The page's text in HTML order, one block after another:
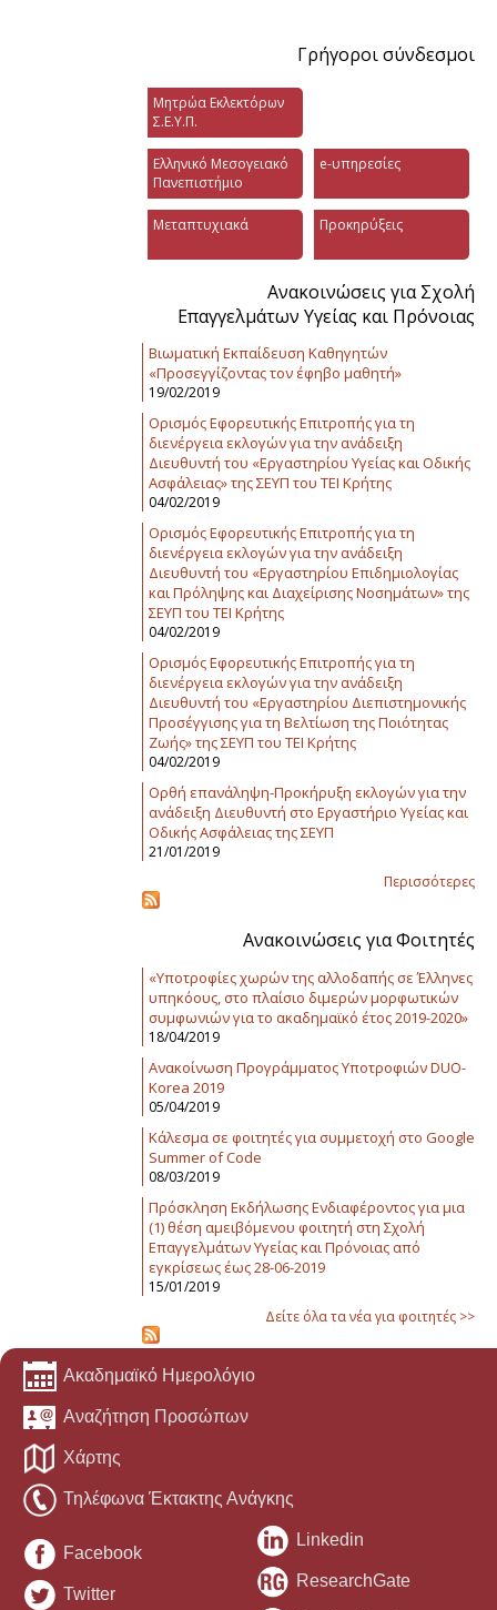
Γρήγοροι σύνδεσμοι
Μητρώα Εκλεκτόρων
Σ.Ε.Υ.Π.
Ελληνικό Μεσογειακό
Πανεπιστήμιο
e-υπηρεσίες
Μεταπτυχιακά Προκηρύξεις
Ανακοινώσεις για Σχολή
Επαγγελμάτων Υγείας και Πρόνοιας
Βιωματική Εκπαίδευση Καθηγητών
«Προσεγγίζοντας τον έφηβο μαθητή»
19/02/2019
Ορισμός Εφορευτικής Επιτροπής για τη
διενέργεια εκλογών για την ανάδειξη
Διευθυντή του «Εργαστηρίου Υγείας και Οδικής
Ασφάλειας» της ΣΕΥΠ του ΤΕΙ Κρήτης
04/02/2019
Ορισμός Εφορευτικής Επιτροπής για τη
διενέργεια εκλογών για την ανάδειξη
Διευθυντή του «Εργαστηρίου Επιδημιολογίας
και Πρόληψης και Διαχείρισης Νοσημάτων» της
ΣΕΥΠ του ΤΕΙ Κρήτης
04/02/2019
Ορισμός Εφορευτικής Επιτροπής για τη
διενέργεια εκλογών για την ανάδειξη
Διευθυντή του «Εργαστηρίου Διεπιστημονικής
Προσέγγισης για τη Βελτίωση της Ποιότητας
Ζωής» της ΣΕΥΠ του ΤΕΙ Κρήτης
04/02/2019
Ορθή επανάληψη-Προκήρυξη εκλογών για την
ανάδειξη Διευθυντή στο Εργαστήριο Υγείας και
Οδικής Ασφάλειας της ΣΕΥΠ
21/01/2019
Περισσότερες
Ανακοινώσεις για Φοιτητές
«Υποτροφίες χωρών της αλλοδαπής σε Έλληνες
υπηκόους, στο πλαίσιο διμερών μορφωτικών
συμφωνιών για το ακαδημαϊκό έτος 2019-2020»
18/04/2019
Ανακοίνωση Προγράμματος Υποτροφιών DUO-
Korea 2019
05/04/2019
Κάλεσμα σε φοιτητές για συμμετοχή στο Google
Summer of Code
08/03/2019
Πρόσκληση Εκδήλωσης Ενδιαφέροντος για μια
(1) θέση αμειβόμενου φοιτητή στη Σχολή
Επαγγελμάτων Υγείας και Πρόνοιας από
εγκρίσεως έως 28-06-2019
15/01/2019
Δείτε όλα τα νέα για φοιτητές >>
Ακαδημαϊκό Ημερολόγιο
Αναζήτηση Προσώπων
Χάρτης
Τηλέφωνα Έκτακτης Ανάγκης
Facebook
Twitter
Linkedin
ResearchGate